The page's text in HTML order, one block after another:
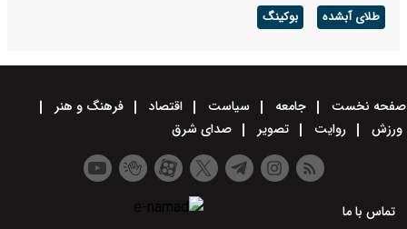
طلای آبشده بوکینگ
صفحه نخست جامعه سیاست اقتصاد
فرهنگ و هنر
ورزش
روایت تصویر صدای شرق
تماس با ما